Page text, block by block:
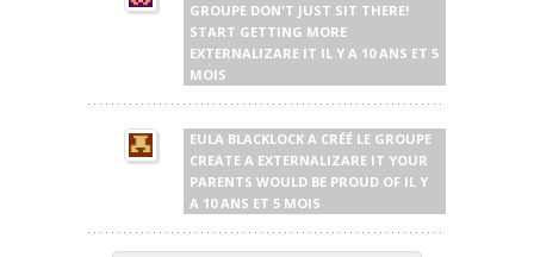
GROUPE DON'T JUST SIT THERE!
START GETTING MORE
EXTERNALIZARE IT IL Y A 10 ANS ET 5
MOIS
EULA BLACKLOCK A CRÉÉ LE GROUPE
CREATE A EXTERNALIZARE IT YOUR
PARENTS WOULD BE PROUD OF IL Y
A 10 ANS ET 5 MOIS